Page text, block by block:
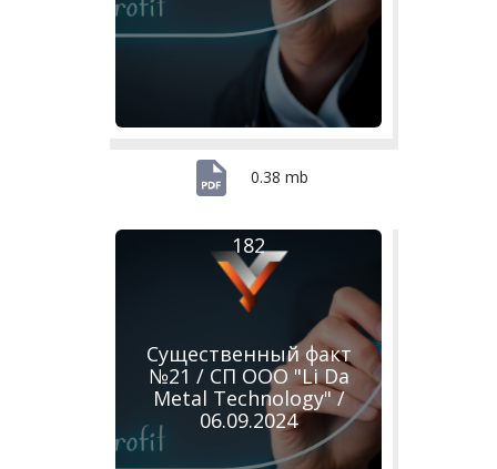
0.38 mb
Существенный факт
№21 / СП ООО "Li Da
Metal Technology" /
06.09.2024
182